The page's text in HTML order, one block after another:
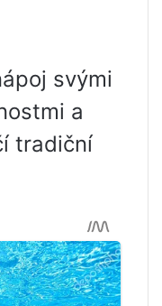
svými
a
tradiční